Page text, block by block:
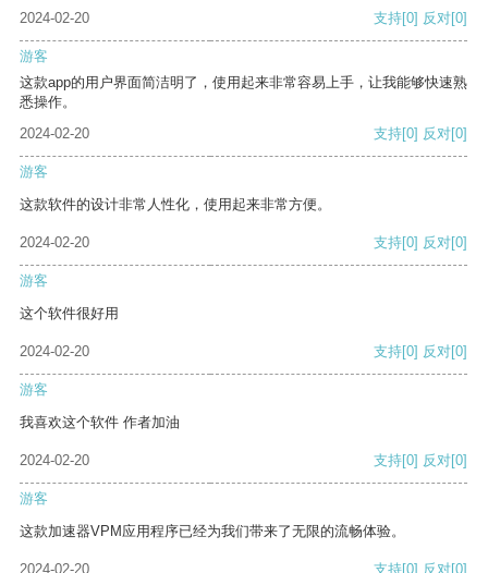
2024-02-20 支持[0] 反对[0]
游客
这款app的用户界面简洁明了，使用起来非常容易上手，让我能够快速熟
悉操作。
2024-02-20
支持[0] 反对[0]
游客
这款软件的设计非常人性化，使用起来非常方便。
2024-02-20 支持[0] 反对[0]
游客
这个软件很好用
2024-02-20 支持[0] 反对[0]
游客
我喜欢这个软件 作者加油
2024-02-20 支持[0] 反对[0]
游客
这款加速器VPM应用程序已经为我们带来了无限的流畅体验。
2024-02-20 支持[0] 反对[0]